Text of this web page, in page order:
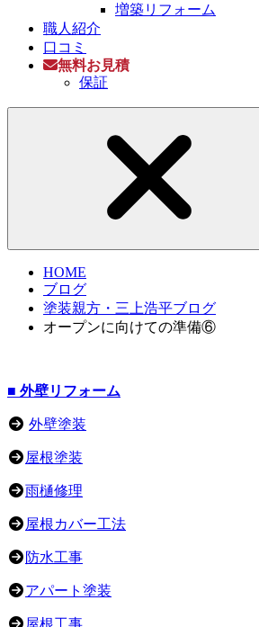
増築リフォーム
職人紹介
口コミ
無料お見積
保証
HOME
ブログ
塗装親方・三上浩平ブログ
オープンに向けての準備⑥
■ 外壁リフォーム
外壁塗装
屋根塗装
雨樋修理
屋根カバー工法
防水工事
アパート塗装
屋根工事